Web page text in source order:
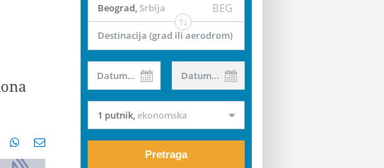
Beograd, Srbija BEG
Destinacija (grad ili aerodrom)
Datum od Datum do
1 putnik,ekonomska
Pretraga